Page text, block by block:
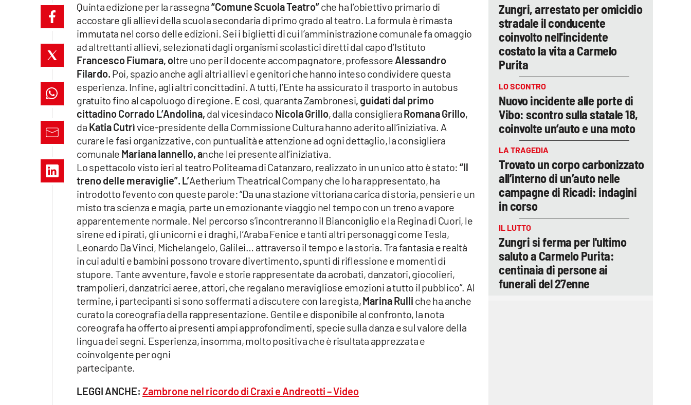
ilvibonese.it
catanzarochannel.it
lacapitalenews.it
Vai
Quinta edizione per la rassegna“Comune Scuola Teatro”che ha l’obiettivo primario di
accostare gli allievi della scuola secondaria di primo grado al teatro. La formula è rimasta
immutata nel corso delle edizioni. Sei i biglietti di cui l’amministrazione comunale fa omaggio
ad altrettanti allievi, selezionati dagli organismi scolastici diretti dal capo d’Istituto
Francesco Fiumara, oltre uno per il docente accompagnatore, professore Alessandro
Filardo. Poi, spazio anche agli altri allievi e genitori che hanno inteso condividere questa
esperienza. Infine, agli altri concittadini. A tutti, l’Ente ha assicurato il trasporto in autobus
gratuito fino al capoluogo di regione. E così, quaranta Zambronesi, guidati dal primo
cittadino Corrado L’Andolina, dal vicesindaco Nicola Grillo, dalla consiglieraRomana Grillo,
da Katia Cutrìvice-presidente della Commissione Cultura hanno aderito all’iniziativa. A
curare le fasi organizzative, con puntualità e attenzione ad ogni dettaglio, la consigliera
comunale Mariana Iannello, anche lei presente all’iniziativa.
Lo spettacolo visto ieri al teatro Politeama di Catanzaro, realizzato in un unico atto è stato: “Il
treno delle meraviglie”. L’Aetherium Theatrical Company che lo ha rappresentato, ha
introdotto l’evento con queste parole: “Da una stazione vittoriana carica di storia, pensieri e un
misto tra scienza e magia, parte un emozionante viaggio nel tempo con un treno a vapore
apparentemente normale. Nel percorso s’incontreranno il Bianconiglio e la Regina di Cuori, le
sirene ed i pirati, gli unicorni e i draghi, l’Araba Fenice e tanti altri personaggi come Tesla,
Leonardo Da Vinci, Michelangelo, Galilei… attraverso il tempo e la storia. Tra fantasia e realtà
in cui adulti e bambini possono trovare divertimento, spunti di riflessione e momenti di
stupore. Tante avventure, favole e storie rappresentate da acrobati, danzatori, giocolieri,
trampolieri, danzatrici aeree, attori, che regalano meravigliose emozioni a tutto il pubblico”. Al
termine, i partecipanti si sono soffermati a discutere con la regista,Marina Rulli che ha anche
curato la coreografia della rappresentazione. Gentile e disponibile al confronto, la nota
coreografa ha offerto ai presenti ampi approfondimenti, specie sulla danza e sul valore della
lingua dei segni. Esperienza, insomma, molto positiva che è risultata apprezzata e
coinvolgente per ogni
partecipante.
LEGGI ANCHE: Zambrone nel ricordo di Craxi e Andreotti – Video
Zungri, arrestato per omicidio
stradale il conducente
coinvolto nell'incidente
costato la vita a Carmelo
Purita
LO SCONTRO
Nuovo incidente alle porte di
Vibo: scontro sulla statale 18,
coinvolte un’auto e una moto
LA TRAGEDIA
Trovato un corpo carbonizzato
all’interno di un’auto nelle
campagne di Ricadi: indagini
in corso
IL LUTTO
Zungri si ferma per l'ultimo
saluto a Carmelo Purita:
centinaia di persone ai
funerali del 27enne